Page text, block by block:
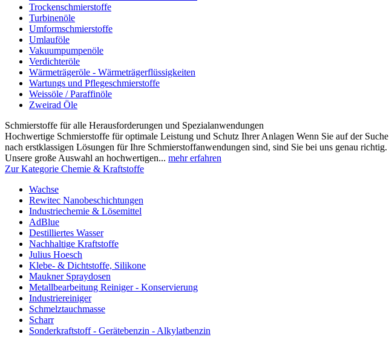
Trockenschmierstoffe
Turbinenöle
Umformschmierstoffe
Umlauföle
Vakuumpumpenöle
Verdichteröle
Wärmeträgeröle - Wärmeträgerflüssigkeiten
Wartungs und Pflegeschmierstoffe
Weissöle / Paraffinöle
Zweirad Öle
Schmierstoffe für alle Herausforderungen und Spezialanwendungen
Hochwertige Schmierstoffe für optimale Leistung und Schutz Ihrer Anlagen Wenn Sie auf der Suche
nach erstklassigen Lösungen für Ihre Schmierstoffanwendungen sind, sind Sie bei uns genau richtig.
Unsere große Auswahl an hochwertigen... mehr erfahren
Zur Kategorie Chemie & Kraftstoffe
Wachse
Rewitec Nanobeschichtungen
Industriechemie & Lösemittel
AdBlue
Destilliertes Wasser
Nachhaltige Kraftstoffe
Julius Hoesch
Klebe- & Dichtstoffe, Silikone
Maukner Spraydosen
Metallbearbeitung Reiniger - Konservierung
Industriereiniger
Schmelztauchmasse
Scharr
Sonderkraftstoff - Gerätebenzin - Alkylatbenzin